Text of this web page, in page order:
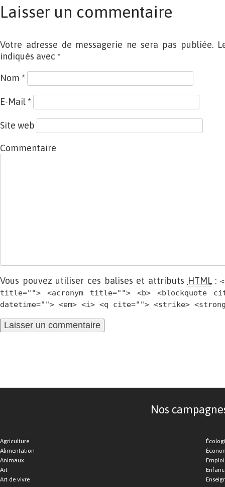
Laisser un commentaire
Votre adresse de messagerie ne sera pas publiée.
indiqués avec *
Nom *
E-Mail *
Site web
Commentaire
Vous pouvez utiliser ces balises et attributs HTML:
title=""> <acronym title=""> <b> <blockquote
datetime=""> <em> <i> <q cite=""> <strike>
Nos
Agriculture
Alimentation
Animaux
Art
Art de vivre
Emploi